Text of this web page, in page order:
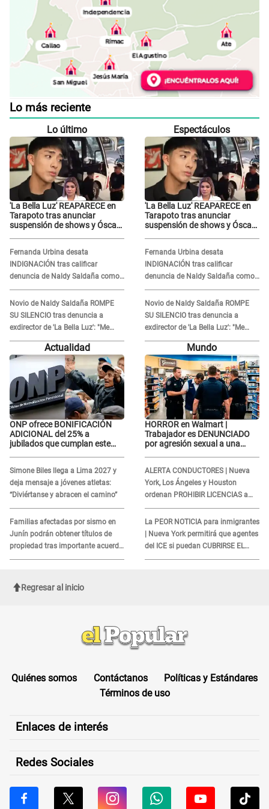
Lo más reciente
Lo último
'La Bella Luz' REAPARECE en
Tarapoto tras anunciar
suspensión de shows y Óscar
Fernanda Urbina desata
INDIGNACIÓN tras calificar
denuncia de Naldy Saldaña como
'acto bochornoso': "No es justo
atacar a otra mujer"
Novio de Naldy Saldaña ROMPE
SU SILENCIO tras denuncia a
exdirector de 'La Bella Luz': "Me
basta con que ella esté bien"
Espectáculos
'La Bella Luz' REAPARECE en
Tarapoto tras anunciar
suspensión de shows y Óscar
Fernanda Urbina desata
INDIGNACIÓN tras calificar
denuncia de Naldy Saldaña como
'acto bochornoso': "No es justo
atacar a otra mujer"
Novio de Naldy Saldaña ROMPE
SU SILENCIO tras denuncia a
exdirector de 'La Bella Luz': "Me
basta con que ella esté bien"
Actualidad
ONP ofrece BONIFICACIÓN
ADICIONAL del 25% a
jubilados que cumplan este
Simone Biles llega a Lima 2027 y
deja mensaje a jóvenes atletas:
“Diviértanse y abracen el camino”
Familias afectadas por sismo en
Junín podrán obtener títulos de
propiedad tras importante acuerdo
de Cofopri
Mundo
HORROR en Walmart |
Trabajador es DENUNCIADO
por agresión sexual a una
ALERTA CONDUCTORES | Nueva
York, Los Ángeles y Houston
ordenan PROHIBIR LICENCIAS a
quienes no presenten ESTE
DOCUMENTO
La PEOR NOTICIA para inmigrantes
| Nueva York permitirá que agentes
del ICE si puedan CUBRIRSE EL
ROSTRO
Regresar al inicio
Quiénes somos Contáctanos
Políticas y Estándares
Términos de uso
Enlaces de interés
Redes Sociales